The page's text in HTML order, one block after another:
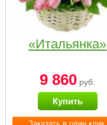
«Итальянка»
9 860 руб.
Купить